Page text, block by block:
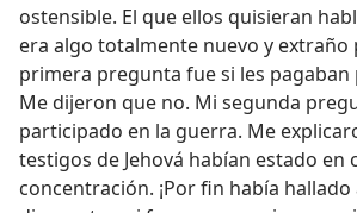
ostensible. El que ellos quisieran
era algo totalmente nuevo y extraño
primera pregunta fue si les
Me dijeron que no. Mi segunda
participado en la guerra. Me
testigos de Jehová habían estado en
concentración. ¡Por fin había hallado